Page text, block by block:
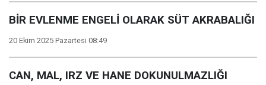
BİR EVLENME ENGELİ OLARAK SÜT AKRABALIĞI
20 Ekim 2025 Pazartesi 08:49
CAN, MAL, IRZ VE HANE DOKUNULMAZLIĞI